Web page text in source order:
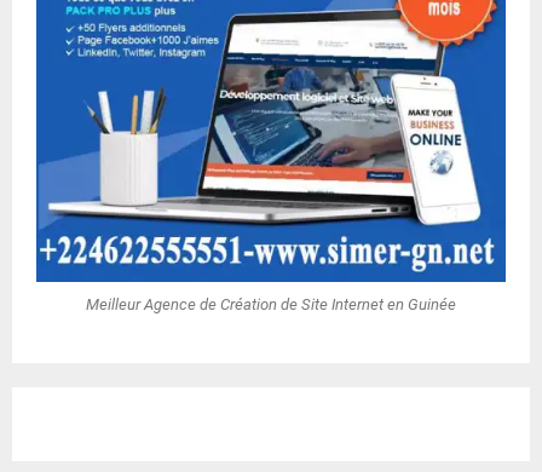
Meilleur Agence de Création de Site Internet en Guinée